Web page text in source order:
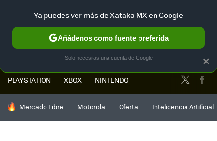
PLAYSTATION XBOX NINTENDO Twitter
HOY SE HABLA DE
Mercado Libre Motorola Oferta Inteligencia Artificial
×
Ya puedes ver más de Xataka MX en Google
Añádenos como fuente preferida
Solo necesitas una cuenta de Google